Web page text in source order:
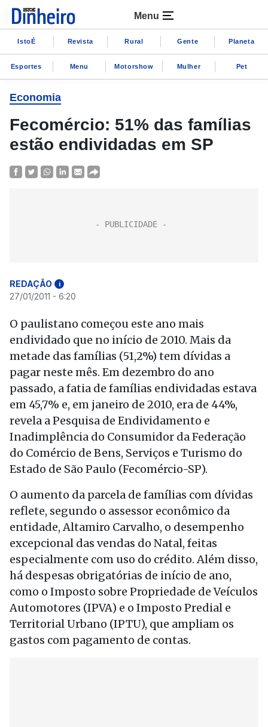
Menu
IstoÉ Revista Rural Gente Planeta
Esportes Menu Motorshow Mulher Pet
Economia
Fecomércio: 51% das famílias
estão endividadas em SP
REDAÇÃO i
27/01/2011 - 6:20
O paulistano começou este ano mais
endividado que no início de 2010. Mais da
metade das famílias (51,2%) tem dívidas a
pagar neste mês. Em dezembro do ano
passado, a fatia de famílias endividadas estava
em 45,7% e, em janeiro de 2010, era de 44%,
revela a Pesquisa de Endividamento e
Inadimplência do Consumidor da Federação
do Comércio de Bens, Serviços e Turismo do
Estado de São Paulo (Fecomércio-SP).
O aumento da parcela de famílias com dívidas
reflete, segundo o assessor econômico da
entidade, Altamiro Carvalho, o desempenho
excepcional das vendas do Natal, feitas
especialmente com uso do crédito. Além disso,
há despesas obrigatórias de início de ano,
como o Imposto sobre Propriedade de Veículos
Automotores (IPVA) e o Imposto Predial e
Territorial Urbano (IPTU), que ampliam os
gastos com pagamento de contas.